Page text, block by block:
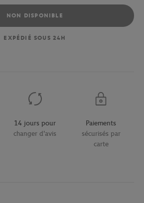
NON DISPONIBLE
EXPÉDIÉ SOUS 24H
14 jours pour
changer d'avis
Paiements
sécurisés par
carte